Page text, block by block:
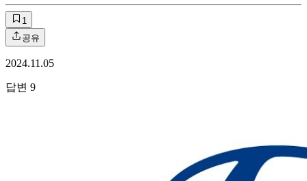
1
공유
2024.11.05
답변 9